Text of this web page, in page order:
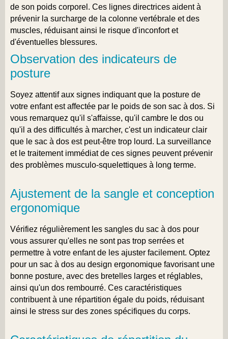
de son poids corporel. Ces lignes directrices aident à
prévenir la surcharge de la colonne vertébrale et des
muscles, réduisant ainsi le risque d'inconfort et
d'éventuelles blessures.
Observation des indicateurs de
posture
Soyez attentif aux signes indiquant que la posture de
votre enfant est affectée par le poids de son sac à dos. Si
vous remarquez qu'il s'affaisse, qu'il cambre le dos ou
qu'il a des difficultés à marcher, c'est un indicateur clair
que le sac à dos est peut-être trop lourd. La surveillance
et le traitement immédiat de ces signes peuvent prévenir
des problèmes musculo-squelettiques à long terme.
Ajustement de la sangle et conception
ergonomique
Vérifiez régulièrement les sangles du sac à dos pour
vous assurer qu'elles ne sont pas trop serrées et
permettre à votre enfant de les ajuster facilement. Optez
pour un sac à dos au design ergonomique favorisant une
bonne posture, avec des bretelles larges et réglables,
ainsi qu'un dos rembourré. Ces caractéristiques
contribuent à une répartition égale du poids, réduisant
ainsi le stress sur des zones spécifiques du corps.